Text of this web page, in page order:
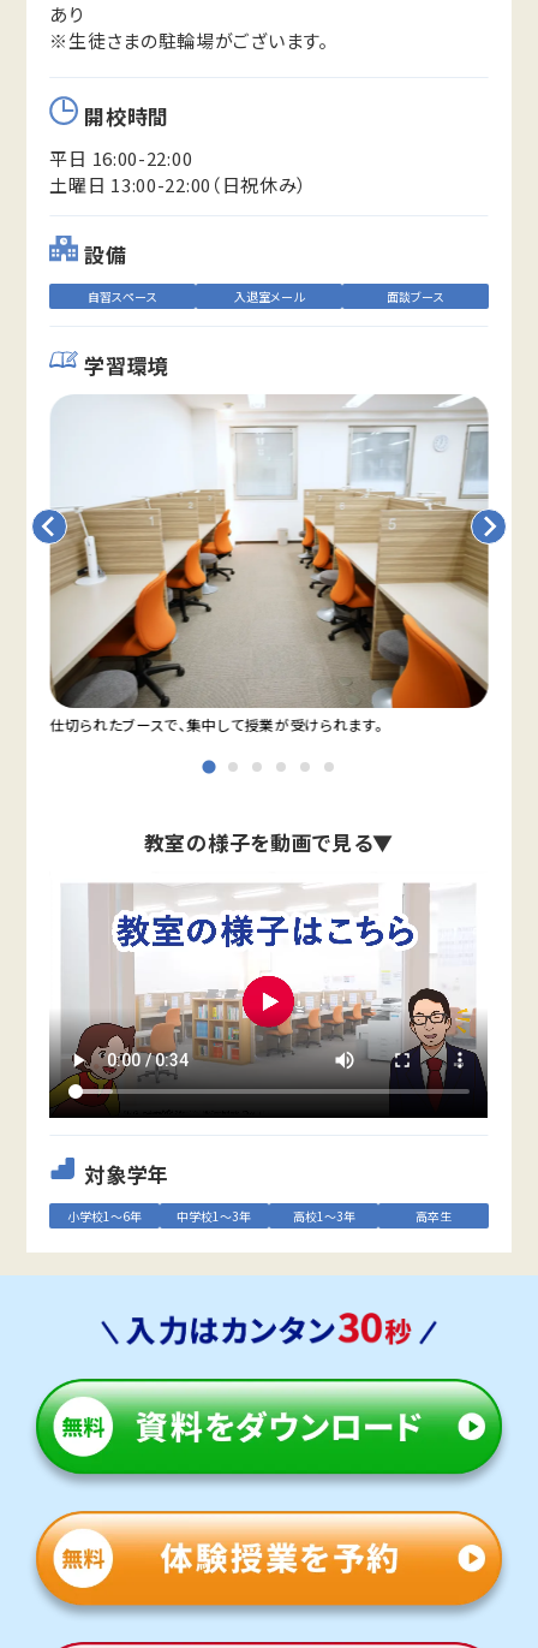
あり
※生徒さまの駐輪場がございます。
開校時間
平日 16:00-22:00
土曜日 13:00-22:00（日祝休み）
設備
自習スペース 入退室メール 面談ブース
学習環境
仕切られたブースで、集中して授業が受けられます。
教室の様子を動画で見る▼
対象学年
小学校1～6年 中学校1～3年 高校1～3年 高卒生